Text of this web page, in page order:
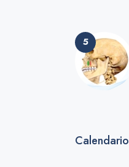
Calendario